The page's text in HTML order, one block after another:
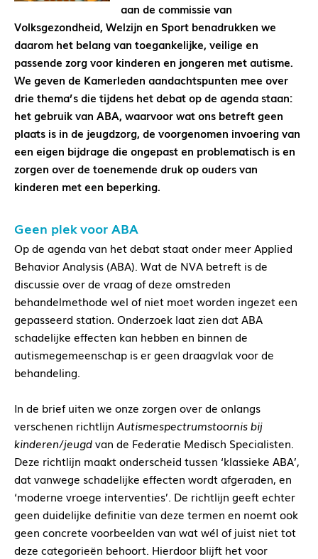
aan de commissie van
Volksgezondheid, Welzijn en Sport benadrukken we
daarom het belang van toegankelijke, veilige en
passende zorg voor kinderen en jongeren met autisme.
We geven de Kamerleden aandachtspunten mee over
drie thema’s die tijdens het debat op de agenda staan:
het gebruik van ABA, waarvoor wat ons betreft geen
plaats is in de jeugdzorg, de voorgenomen invoering van
een eigen bijdrage die ongepast en problematisch is en
zorgen over de toenemende druk op ouders van
kinderen met een beperking.
Geen plek voor ABA
Op de agenda van het debat staat onder meer Applied
Behavior Analysis (ABA). Wat de NVA betreft is de
discussie over de vraag of deze omstreden
behandelmethode wel of niet moet worden ingezet een
gepasseerd station. Onderzoek laat zien dat ABA
schadelijke effecten kan hebben en binnen de
autismegemeenschap is er geen draagvlak voor de
behandeling.
In de brief uiten we onze zorgen over de onlangs
verschenen richtlijn Autismespectrumstoornis bij
kinderen/jeugdvan de Federatie Medisch Specialisten.
Deze richtlijn maakt onderscheid tussen ‘klassieke ABA’,
dat vanwege schadelijke effecten wordt afgeraden, en
‘moderne vroege interventies’. De richtlijn geeft echter
geen duidelijke definitie van deze termen en noemt ook
geen concrete voorbeelden van wat wél of juist niet tot
deze categorieën behoort. Hierdoor blijft het voor